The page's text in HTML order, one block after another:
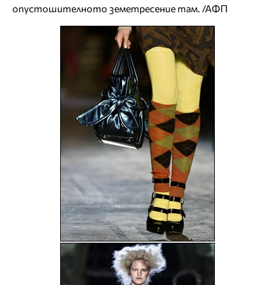
опустошителното земетресение там. /АФП